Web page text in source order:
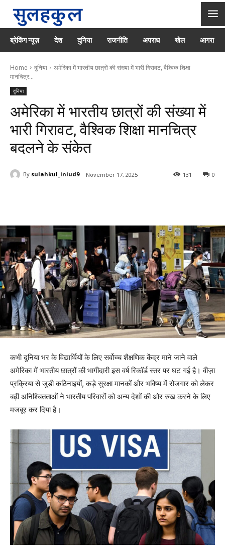
ब्रेकिंग न्यूज़ देश दुनिया राजनीति अपराध खेल आगरा
Home दुनिया
अमेरिका में भारतीय छात्रों की संख्या में भारी गिरावट, वैश्विक शिक्षा
मानचित्र...
दुनिया
अमेरिका में भारतीय छात्रों की संख्या में
भारी गिरावट, वैश्विक शिक्षा मानचित्र
बदलने के संकेत
By sulahkul_iniud9 November 17, 2025 0
131
कभी दुनिया भर के विद्यार्थियों के लिए सर्वोच्च शैक्षणिक केंद्र माने जाने वाले
अमेरिका में भारतीय छात्रों की भागीदारी इस वर्ष रिकॉर्ड स्तर पर घट गई है। वीज़ा
प्रक्रिया से जुड़ी कठिनाइयों, कड़े सुरक्षा मानकों और भविष्य में रोजगार को लेकर
बढ़ी अनिश्चितताओं ने भारतीय परिवारों को अन्य देशों की ओर रुख करने के लिए
मजबूर कर दिया है।